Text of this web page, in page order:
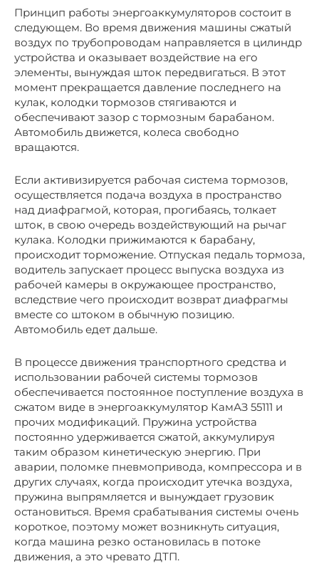
Принцип работы энергоаккумуляторов состоит в
следующем. Во время движения машины сжатый
воздух по трубопроводам направляется в цилиндр
устройства и оказывает воздействие на его
элементы, вынуждая шток передвигаться. В этот
момент прекращается давление последнего на
кулак, колодки тормозов стягиваются и
обеспечивают зазор с тормозным барабаном.
Автомобиль движется, колеса свободно
вращаются.
Если активизируется рабочая система тормозов,
осуществляется подача воздуха в пространство
над диафрагмой, которая, прогибаясь, толкает
шток, в свою очередь воздействующий на рычаг
кулака. Колодки прижимаются к барабану,
происходит торможение. Отпуская педаль тормоза,
водитель запускает процесс выпуска воздуха из
рабочей камеры в окружающее пространство,
вследствие чего происходит возврат диафрагмы
вместе со штоком в обычную позицию.
Автомобиль едет дальше.
В процессе движения транспортного средства и
использовании рабочей системы тормозов
обеспечивается постоянное поступление воздуха в
сжатом виде в энергоаккумулятор КамАЗ 55111 и
прочих модификаций. Пружина устройства
постоянно удерживается сжатой, аккумулируя
таким образом кинетическую энергию. При
аварии, поломке пневмопривода, компрессора и в
других случаях, когда происходит утечка воздуха,
пружина выпрямляется и вынуждает грузовик
остановиться. Время срабатывания системы очень
короткое, поэтому может возникнуть ситуация,
когда машина резко остановилась в потоке
движения, а это чревато ДТП.